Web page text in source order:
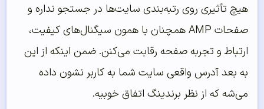
هیچ تأثیری روی رتبه‌بندی سایت‌ها در جستجو نداره و
صفحات AMP همچنان با همون سیگنال‌های کیفیت،
ارتباط و تجربه صفحه رقابت می‌کنن. ضمن اینکه از این
به بعد آدرس واقعی سایت شما به کاربر نشون داده
می‌شه که از نظر برندینگ اتفاق خوبیه.